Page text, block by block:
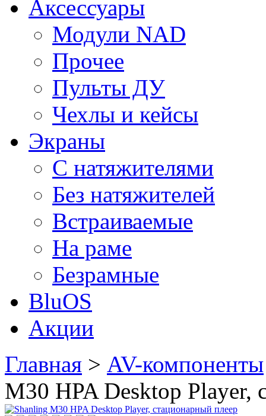
Аксессуары
Модули NAD
Прочее
Пульты ДУ
Чехлы и кейсы
Экраны
С натяжителями
Без натяжителей
Встраиваемые
На раме
Безрамные
BluOS
Акции
Главная > AV-компоненты
M30 HPA Desktop Player,